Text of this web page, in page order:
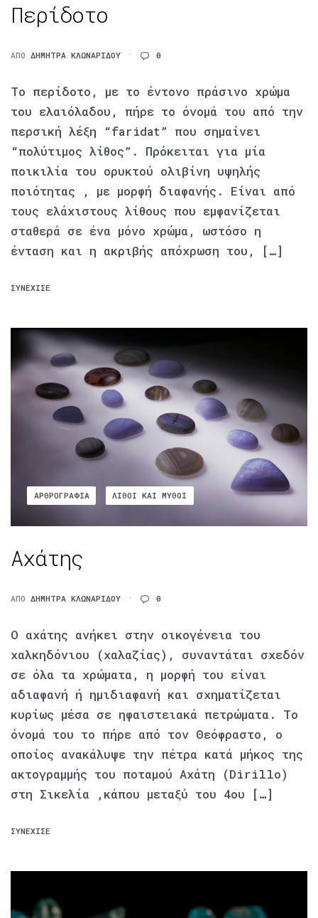
Περίδοτο
ΑΠΌ ΔΉΜΗΤΡΑ ΚΛΩΝΑΡΊΔΟΥ 0
Το περίδοτο, με το έντονο πράσινο χρώμα
του ελαιόλαδου, πήρε το όνομά του από την
περσική λέξη “faridat” που σημαίνει
“πολύτιμος λίθος”. Πρόκειται για μία
ποικιλία του ορυκτού ολιβίνη υψηλής
ποιότητας , με μορφή διαφανής. Είναι από
τους ελάχιστους λίθους που εμφανίζεται
σταθερά σε ένα μόνο χρώμα, ωστόσο η
ένταση και η ακριβής απόχρωση του, […]
ΣΥΝΈΧΙΣΕ
ΑΡΘΡΟΓΡΑΦΊΑ ΛΊΘΟΙ ΚΑΙ ΜΎΘΟΙ
Αχάτης
ΑΠΌ ΔΉΜΗΤΡΑ ΚΛΩΝΑΡΊΔΟΥ 0
Ο αχάτης ανήκει στην οικογένεια του
χαλκηδόνιου (χαλαζίας), συναντάται σχεδόν
σε όλα τα χρώματα, η μορφή του είναι
αδιαφανή ή ημιδιαφανή και σχηματίζεται
κυρίως μέσα σε ηφαιστειακά πετρώματα. Το
όνομά του το πήρε από τον Θεόφραστο, ο
οποίος ανακάλυψε την πέτρα κατά μήκος της
ακτογραμμής του ποταμού Αχάτη (Dirillo)
στη Σικελία ,κάπου μεταξύ του 4ου […]
ΣΥΝΈΧΙΣΕ